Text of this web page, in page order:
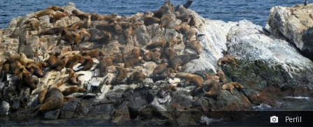
Perfil